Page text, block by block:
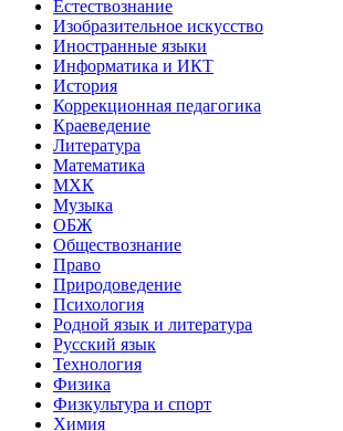
Естествознание
Изобразительное искусство
Иностранные языки
Информатика и ИКТ
История
Коррекционная педагогика
Краеведение
Литература
Математика
МХК
Музыка
ОБЖ
Обществознание
Право
Природоведение
Психология
Родной язык и литература
Русский язык
Технология
Физика
Физкультура и спорт
Химия